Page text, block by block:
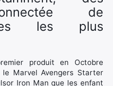
de
les plus
produit en Octobre
Marvel Avengers Starter
Iron Man que les enfant